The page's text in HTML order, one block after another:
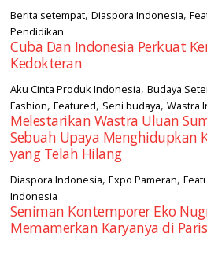
Berita setempat,Diaspora Indonesia,
Pendidikan
Cuba Dan Indonesia Perkuat
Kedokteran
Aku Cinta Produk Indonesia,Budaya
Fashion,Featured, Seni budaya,Wastra
Melestarikan Wastra Uluan
Sebuah Upaya Menghidupkan
yang Telah Hilang
Diaspora Indonesia,Expo Pameran,
Indonesia
Seniman Kontemporer Eko
Memamerkan Karyanya di Paris